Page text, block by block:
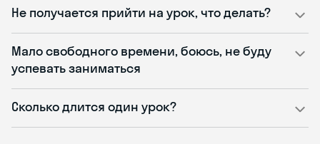
Не получается прийти на урок, что делать?
Мало свободного времени, боюсь, не буду
успевать заниматься
Сколько длится один урок?